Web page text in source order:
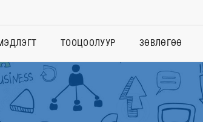
ТООЦООЛУУР ЗӨВЛӨГӨӨ